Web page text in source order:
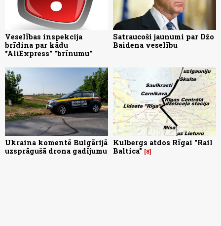
Veselības inspekcija
brīdina par kādu
"AliExpress" "brīnumu"
Satraucoši jaunumi par Džo
Baidena veselību
Ukraina komentē Bulgārijā
uzsprāgušā drona gadījumu
Kulbergs atdos Rīgai "Rail
Baltica"
8